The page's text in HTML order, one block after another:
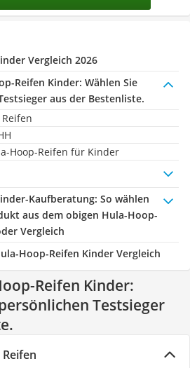
Vergleich 2026
Reifen Kinder: Wählen Sie
aus der Bestenliste.
Hoop-Reifen für Kinder
Kaufberatung: So wählen
aus dem obigen Hula-Hoop-
Vergleich
Hoop-Reifen Kinder Vergleich
Reifen Kinder:
Testsieger